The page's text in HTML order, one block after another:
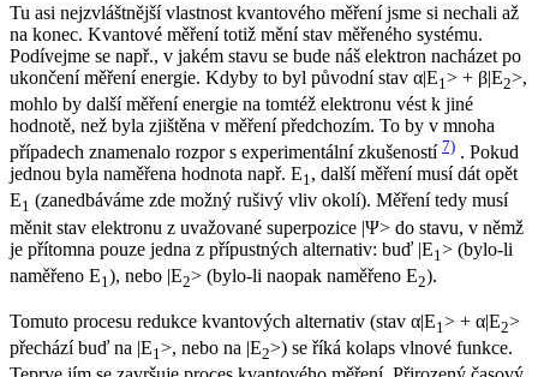
Tu asi nejzvláštnější vlastnost kvantového měření jsme si nechali až
na konec. Kvantové měření totiž mění stav měřeného systému.
Podívejme se např., v jakém stavu se bude náš elektron nacházet po
ukončení měření energie. Kdyby to byl původní stav α|Ε1 > + β|Ε2>,
mohlo by další měření energie na tomtéž elektronu vést k jiné
hodnotě, než byla zjištěna v měření předchozím. To by v mnoha
případech znamenalo rozpor s experimentální zkušeností 7) . Pokud
jednou byla naměřena hodnota např. E1, další měření musí dát opět
E1 (zanedbáváme zde možný rušivý vliv okolí). Měření tedy musí
měnit stav elektronu z uvažované superpozice |Ψ> do stavu, v němž
je přítomna pouze jedna z přípustných alternativ: buď |Ε1 > (bylo-li
naměřeno E1 ), nebo |Ε2> (bylo-li naopak naměřeno E2).
Tomuto procesu redukce kvantových alternativ (stav α|Ε1> + α|Ε2>
přechází buď na |Ε1>, nebo na |E2>) se říká kolaps vlnové funkce.